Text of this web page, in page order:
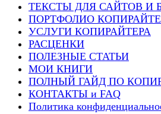
ТЕКСТЫ ДЛЯ САЙТОВ И
ПОРТФОЛИО
УСЛУГИ КОПИРАЙТЕРА
РАСЦЕНКИ
ПОЛЕЗНЫЕ СТАТЬИ
МОИ КНИГИ
ПОЛНЫЙ ГАЙД ПО
КОНТАКТЫ и FAQ
Политика